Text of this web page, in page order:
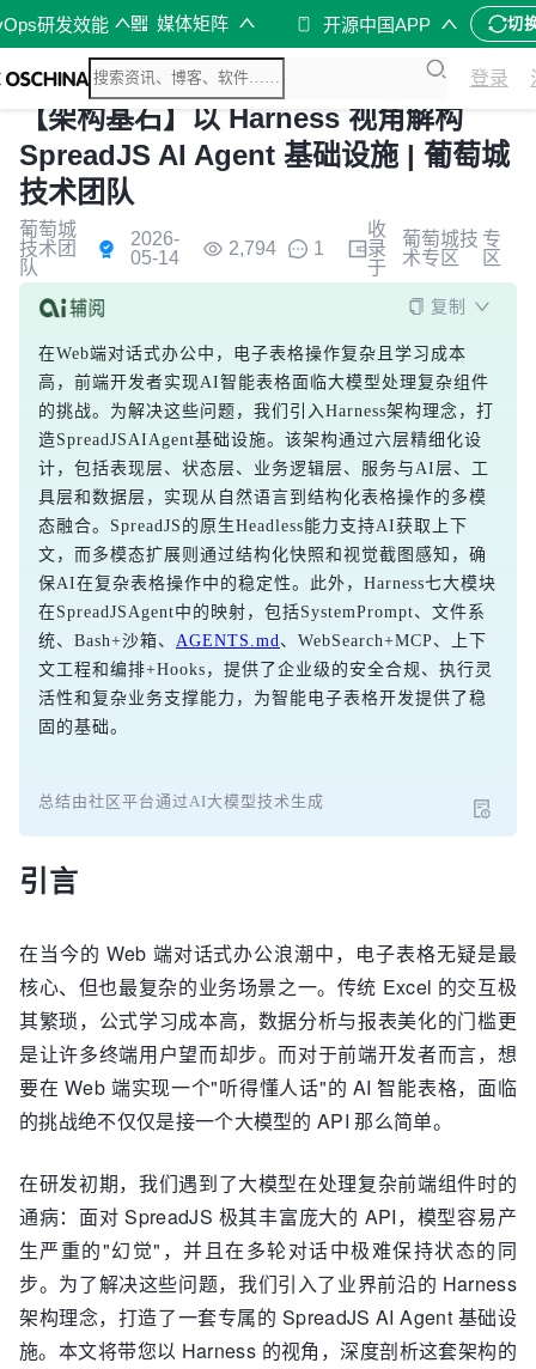
研发效能 媒体矩阵 开源中国APP 切
登录
【架构基石】以 Harness 视角解构
SpreadJS AI Agent 基础设施 | 葡萄城
技术团队
葡萄城
技术团
队
2026-
05-14
2,794 1
收
录
于
葡萄城技
术专区
专
区
复制
在Web端对话式办公中，电子表格操作复杂且学习成本
高，前端开发者实现AI智能表格面临大模型处理复杂组件
的挑战。为解决这些问题，我们引入Harness架构理念，打
造SpreadJSAIAgent基础设施。该架构通过六层精细化设
计，包括表现层、状态层、业务逻辑层、服务与AI层、工
具层和数据层，实现从自然语言到结构化表格操作的多模
态融合。SpreadJS的原生Headless能力支持AI获取上下
文，而多模态扩展则通过结构化快照和视觉截图感知，确
保AI在复杂表格操作中的稳定性。此外，Harness七大模块
在SpreadJSAgent中的映射，包括SystemPrompt、文件系
统、Bash+沙箱、 AGENTS.md、WebSearch+MCP、上下
文工程和编排+Hooks，提供了企业级的安全合规、执行灵
活性和复杂业务支撑能力，为智能电子表格开发提供了稳
固的基础。
总结由社区平台通过AI大模型技术生成
引言
在当今的 Web 端对话式办公浪潮中，电子表格无疑是最
核心、但也最复杂的业务场景之一。传统 Excel 的交互极
其繁琐，公式学习成本高，数据分析与报表美化的门槛更
是让许多终端用户望而却步。而对于前端开发者而言，想
要在 Web 端实现一个"听得懂人话"的 AI 智能表格，面临
的挑战绝不仅仅是接一个大模型的 API 那么简单。
在研发初期，我们遇到了大模型在处理复杂前端组件时的
通病：面对 SpreadJS 极其丰富庞大的 API，模型容易产
生严重的"幻觉"，并且在多轮对话中极难保持状态的同
步。为了解决这些问题，我们引入了业界前沿的 Harness
架构理念，打造了一套专属的 SpreadJS AI Agent 基础设
施。本文将带您以 Harness 的视角，深度剖析这套架构的